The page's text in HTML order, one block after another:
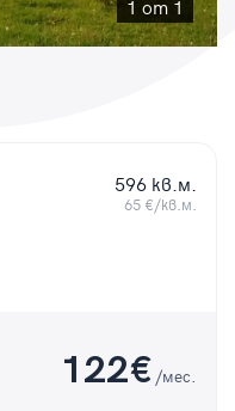
1 от 1
596 кв.м.
65 €/кв.м.
122€ /мес.